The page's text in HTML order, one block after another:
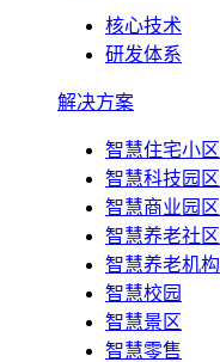
核心技术
研发体系
解决方案
智慧住宅小区
智慧科技园区
智慧商业园区
智慧养老社区
智慧养老机构
智慧校园
智慧景区
智慧零售